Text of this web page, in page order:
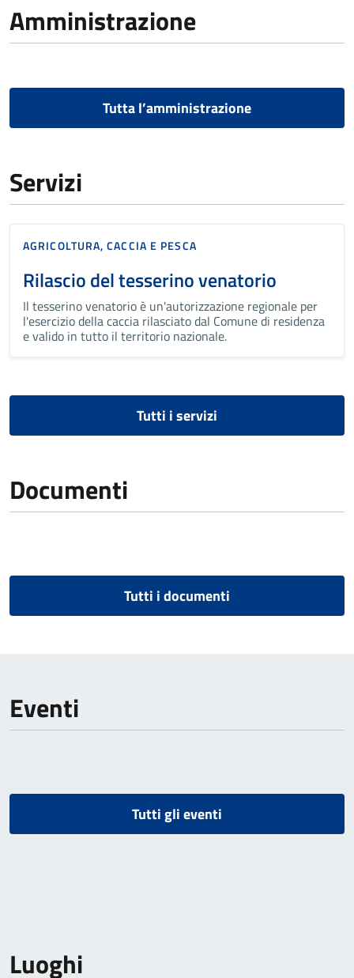
Amministrazione
Tutta l’amministrazione
Servizi
AGRICOLTURA, CACCIA E PESCA
Rilascio del tesserino venatorio
Il tesserino venatorio è un'autorizzazione regionale per
l'esercizio della caccia rilasciato dal Comune di residenza
e valido in tutto il territorio nazionale.
Tutti i servizi
Documenti
Tutti i documenti
Eventi
Tutti gli eventi
Luoghi